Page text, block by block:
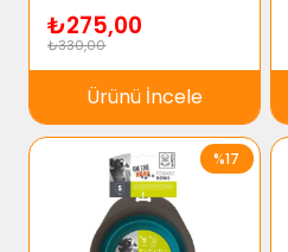
₺275,00
₺330,00
Ürünü İncele
%17